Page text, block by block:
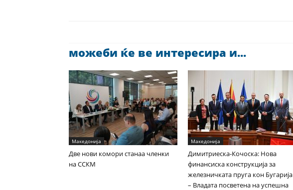
можеби ќе ве интересира и...
Македонија
Две нови комори станаа членки
на ССКМ
Македонија
Димитриеска-Кочоска: Нова
финансиска конструкција за
железничката пруга кон Бугарија
– Владата посветена на успешна